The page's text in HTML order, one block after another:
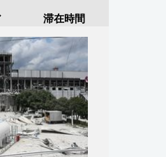
滞在時間